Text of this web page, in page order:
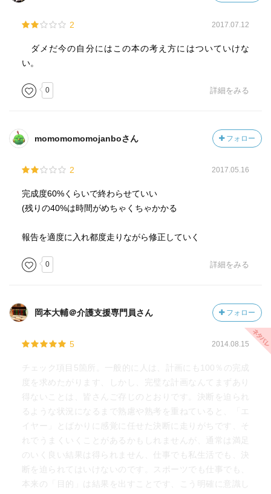
2 2017.07.12
ダメだ今の自分にはこの本の考え方にはついていけな
い。
0 詳細をみる
momomomomojanboさん フォロー
2 2017.05.16
完成度60%くらいで終わらせていい
(残りの40%は時間がめちゃくちゃかかる
報告を適度に入れ都度走りながら修正していく
0 詳細をみる
岡本大輔＠介護支援専門員さん フォロー
5 2014.08.15
チェック項目5箇所。一般的に人は、計画にも100％の完成
度を求めたがります、しかし、完璧な計画なんてまずあり
得ないことは、皆さんご存じのとおりです。決断を迫られ
るような状況になるまで熟慮や熟考を重ねていると、「エ
イヤー」とばかりに感覚に任せた決断に走りがちです、そ
れでうまくいくことがあるかもしれませんが、通常は満足
のいく良い結果は得られません、仕事でも私生活でも、決
断を迫られてはいけないのです。スポーツでも仕事でも、
本来の「目的」は結果を出すことです、こう明確に意識し